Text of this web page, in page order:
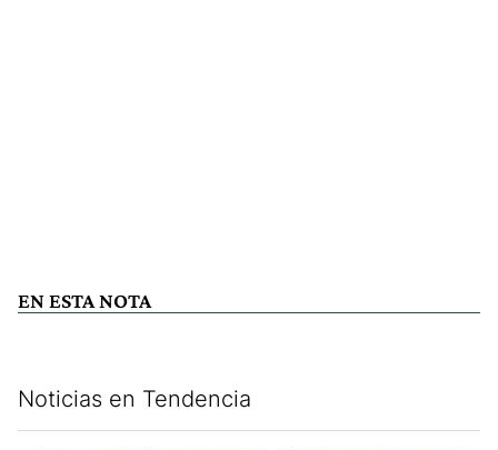
EN ESTA NOTA
Noticias en Tendencia